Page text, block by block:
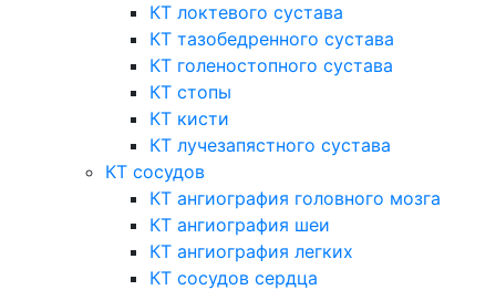
КТ локтевого сустава
КТ тазобедренного сустава
КТ голеностопного сустава
КТ стопы
КТ кисти
КТ лучезапястного сустава
КТ сосудов
КТ ангиография головного мозга
КТ ангиография шеи
КТ ангиография легких
КТ сосудов сердца